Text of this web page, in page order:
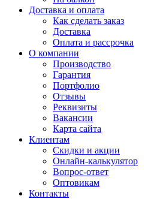
Доставка и оплата
Как сделать заказ
Доставка
Оплата и рассрочка
О компании
Производство
Гарантия
Портфолио
Отзывы
Реквизиты
Вакансии
Карта сайта
Клиентам
Скидки и акции
Онлайн-калькулятор
Вопрос-ответ
Оптовикам
Контакты